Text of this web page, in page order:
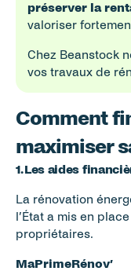
préserver la
valoriser
Chez Beanstock
vos travaux de
Comment
maximiser
1. Les aides
La rénovation
l’État a mis en
propriétaires.
MaPrimeRénov’